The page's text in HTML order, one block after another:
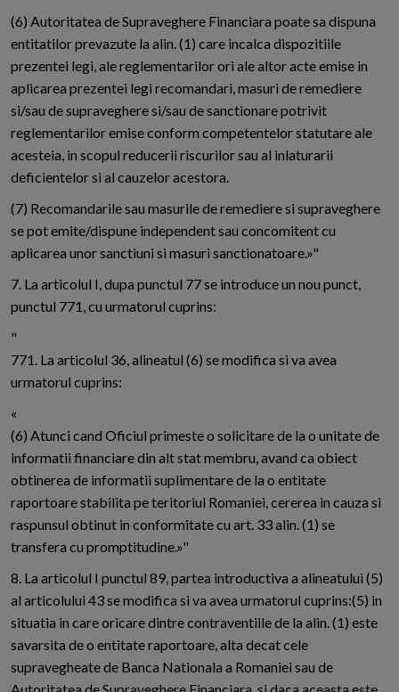
(6) Autoritatea de Supraveghere Financiara poate sa dispuna
entitatilor prevazute la alin. (1) care incalca dispozitiile
prezentei legi, ale reglementarilor ori ale altor acte emise in
aplicarea prezentei legi recomandari, masuri de remediere
si/sau de supraveghere si/sau de sanctionare potrivit
reglementarilor emise conform competentelor statutare ale
acesteia, in scopul reducerii riscurilor sau al inlaturarii
deficientelor si al cauzelor acestora.
(7) Recomandarile sau masurile de remediere si supraveghere
se pot emite/dispune independent sau concomitent cu
aplicarea unor sanctiuni si masuri sanctionatoare.»"
7. La articolul I, dupa punctul 77 se introduce un nou punct,
punctul 771, cu urmatorul cuprins:
"
771. La articolul 36, alineatul (6) se modifica si va avea
urmatorul cuprins:
«
(6) Atunci cand Oficiul primeste o solicitare de la o unitate de
informatii financiare din alt stat membru, avand ca obiect
obtinerea de informatii suplimentare de la o entitate
raportoare stabilita pe teritoriul Romaniei, cererea in cauza si
raspunsul obtinut in conformitate cu art. 33 alin. (1) se
transfera cu promptitudine.»"
8. La articolul I punctul 89, partea introductiva a alineatului (5)
al articolului 43 se modifica si va avea urmatorul cuprins:(5) in
situatia in care oricare dintre contraventiile de la alin. (1) este
savarsita de o entitate raportoare, alta decat cele
supravegheate de Banca Nationala a Romaniei sau de